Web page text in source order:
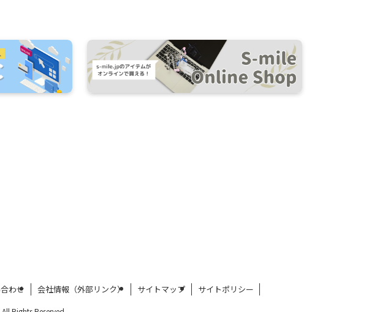
わせ 会社情報（外部リンク） サイトマップ サイトポリシー